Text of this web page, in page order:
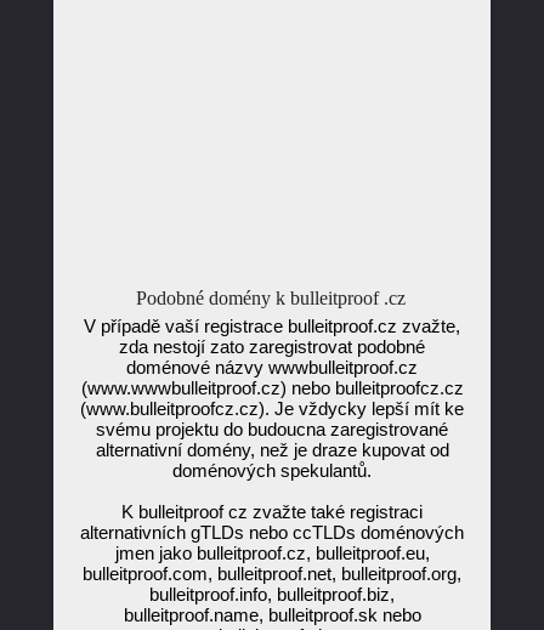
Podobné domény k bulleitproof .cz
V případě vaší registrace bulleitproof.cz zvažte,
zda nestojí zato zaregistrovat podobné
doménové názvy wwwbulleitproof.cz
(www.wwwbulleitproof.cz) nebo bulleitproofcz.cz
(www.bulleitproofcz.cz). Je vždycky lepší mít ke
svému projektu do budoucna zaregistrované
alternativní domény, než je draze kupovat od
doménových spekulantů.
K bulleitproof cz zvažte také registraci
alternativních gTLDs nebo ccTLDs doménových
jmen jako bulleitproof.cz, bulleitproof.eu,
bulleitproof.com, bulleitproof.net, bulleitproof.org,
bulleitproof.info, bulleitproof.biz,
bulleitproof.name, bulleitproof.sk nebo